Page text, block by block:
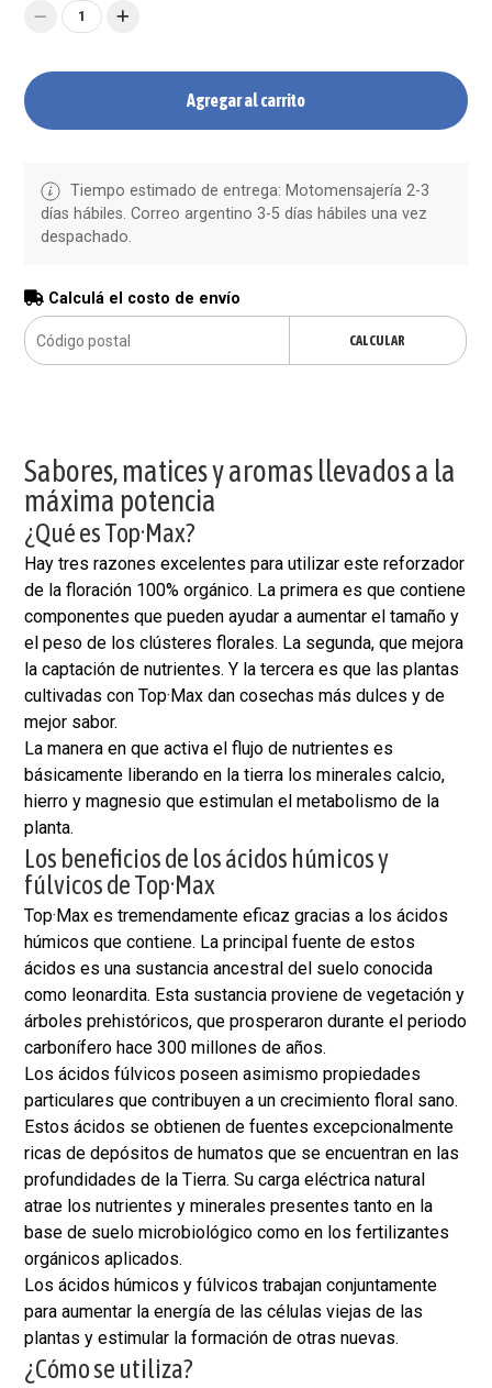
1
Agregar al carrito
Tiempo estimado de entrega: Motomensajería 2-3
días hábiles. Correo argentino 3-5 días hábiles una vez
despachado.
Calculá el costo de envío
CALCULAR
Sabores, matices y aromas llevados a la
máxima potencia
¿Qué es Top·Max?
Hay tres razones excelentes para utilizar este reforzador
de la floración 100% orgánico. La primera es que contiene
componentes que pueden ayudar a aumentar el tamaño y
el peso de los clústeres florales. La segunda, que mejora
la captación de nutrientes. Y la tercera es que las plantas
cultivadas con Top·Max dan cosechas más dulces y de
mejor sabor.
La manera en que activa el flujo de nutrientes es
básicamente liberando en la tierra los minerales calcio,
hierro y magnesio que estimulan el metabolismo de la
planta.
Los beneficios de los ácidos húmicos y
fúlvicos de Top·Max
Top·Max es tremendamente eficaz gracias a los ácidos
húmicos que contiene. La principal fuente de estos
ácidos es una sustancia ancestral del suelo conocida
como leonardita. Esta sustancia proviene de vegetación y
árboles prehistóricos, que prosperaron durante el periodo
carbonífero hace 300 millones de años.
Los ácidos fúlvicos poseen asimismo propiedades
particulares que contribuyen a un crecimiento floral sano.
Estos ácidos se obtienen de fuentes excepcionalmente
ricas de depósitos de humatos que se encuentran en las
profundidades de la Tierra. Su carga eléctrica natural
atrae los nutrientes y minerales presentes tanto en la
base de suelo microbiológico como en los fertilizantes
orgánicos aplicados.
Los ácidos húmicos y fúlvicos trabajan conjuntamente
para aumentar la energía de las células viejas de las
plantas y estimular la formación de otras nuevas.
¿Cómo se utiliza?